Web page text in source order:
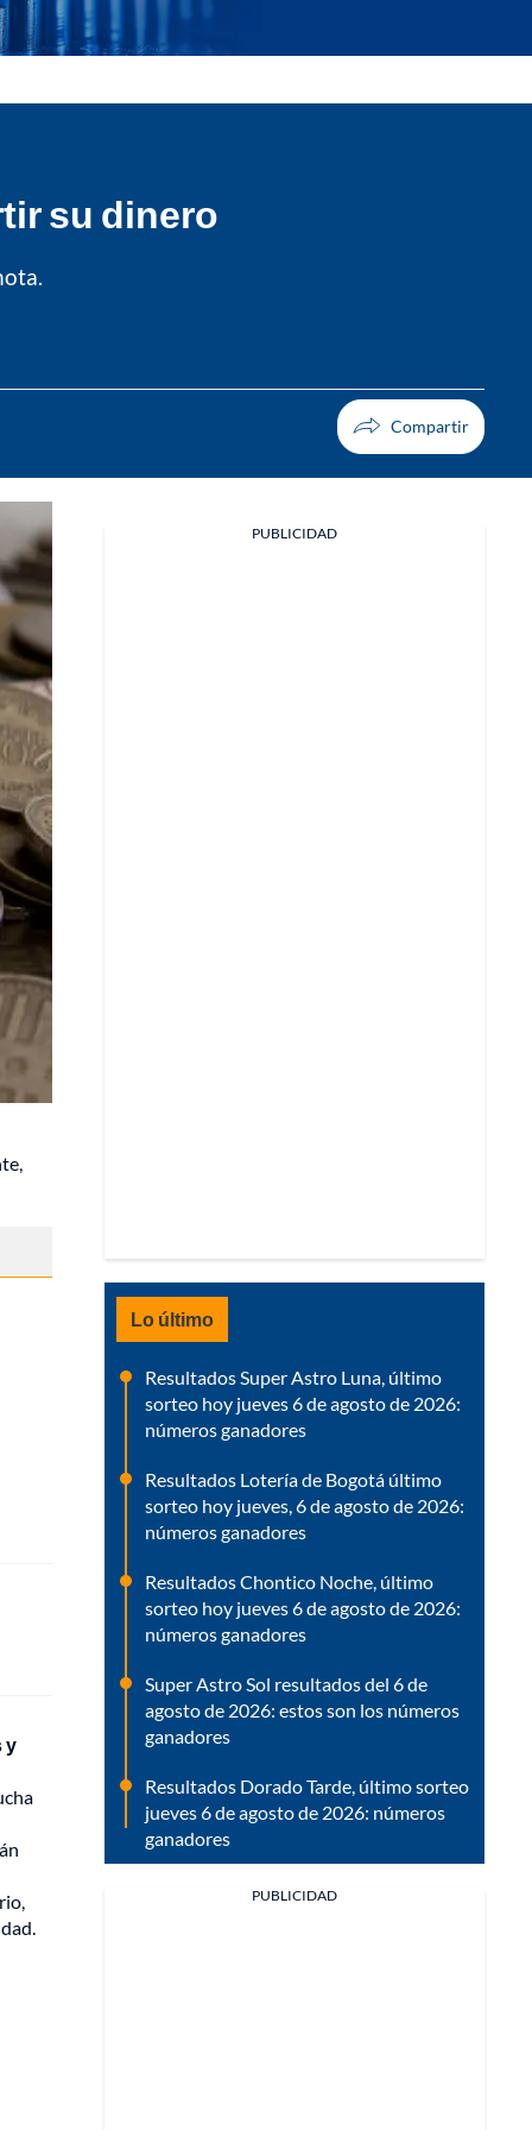
su dinero
y
PUBLICIDAD
Lo último
Resultados Super Astro Luna, último
sorteo hoy jueves 6 de agosto de 2026:
números ganadores
Resultados Lotería de Bogotá último
sorteo hoy jueves, 6 de agosto de 2026:
números ganadores
Resultados Chontico Noche, último
sorteo hoy jueves 6 de agosto de 2026:
números ganadores
Super Astro Sol resultados del 6 de
agosto de 2026: estos son los números
ganadores
Resultados Dorado Tarde, último sorteo
jueves 6 de agosto de 2026: números
ganadores
PUBLICIDAD